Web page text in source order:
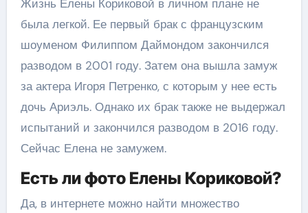
Жизнь Елены Кориковой в личном плане не
была легкой. Ее первый брак с французским
шоуменом Филиппом Даймондом закончился
разводом в 2001 году. Затем она вышла замуж
за актера Игоря Петренко, с которым у нее есть
дочь Ариэль. Однако их брак также не выдержал
испытаний и закончился разводом в 2016 году.
Сейчас Елена не замужем.
Есть ли фото Елены Кориковой?
Да, в интернете можно найти множество